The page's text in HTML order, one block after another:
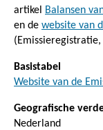
artikel
Balansen
en de website van
(Emissieregistratie,
Basistabel
Website van de
Geografische
Nederland